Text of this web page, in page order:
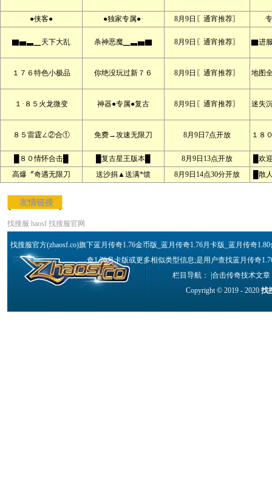
●侠客● ●独家专属●· 8月9日〖通宵推荐〗
▇▅▃▁天下大乱 杀神恶魔▁▃▅▇ 8月9日〖通宵推荐〗 ▇进
１７６特色小极品 你绝没玩过新７６ 8月9日〖通宵推荐〗 地图
１·８５火龙微变 神器●专属●复古 8月9日〖通宵推荐〗 迷失
８５雷霆∠②合① 免费→攻速无限刀 8月9日7点开放 １８
█８０情怀合击█ █复古星王版本█ 8月9日13点开放
█欢
高爆〞奇遇无限刀
送沙捐▲送满*馈 8月9日14点30分开放 █散
友情链接
找搜服 haosf 找搜服官网
找搜服官方(zhaosf.co)旗下蓝月传奇1.76金币版_蓝月传奇1.76月卡版_蓝月传奇
奇1.70月卡版或更多相似类型信息;是用户查找蓝月传奇
栏目导航： |合击传奇技术文章
Copyright © 2019 - 2020找